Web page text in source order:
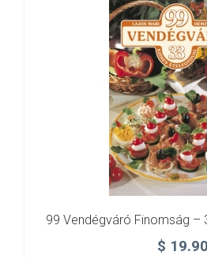
99 Vendégváró Finomság –
$ 19.90